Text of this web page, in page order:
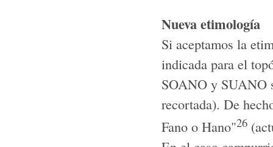
Nueva etimología
Si aceptamos la
indicada para el
SOANO y SUANO
recortada). De
Fano o Hano"26